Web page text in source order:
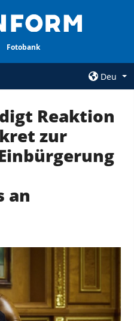
Fotobank
Deu
AGENTUR
Über uns
personenbezogener
Reaktion
zur
an